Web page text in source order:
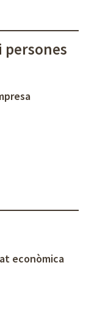
persones
econòmica